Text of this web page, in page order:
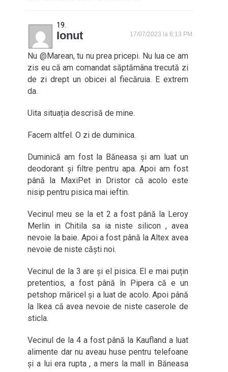
Ionut 17/07/2023 la 6:13 PM
Nu @Marean, tu nu prea pricepi. Nu lua ce am
zis eu că am comandat săptămâna trecută zi
de zi drept un obicei al fiecăruia. E extrem
da.
Uita situația descrisă de mine.
Facem altfel. O zi de duminica.
Duminică am fost la Băneasa și am luat un
deodorant și filtre pentru apa. Apoi am fost
până la MaxiPet in Dristor că acolo este
nisip pentru pisica mai ieftin.
Vecinul meu se la et 2 a fost până la Leroy
Merlin in Chitila sa ia niste silicon , avea
nevoie la baie. Apoi a fost până la Altex avea
nevoie de niste căști noi.
Vecinul de la 3 are și el pisica. El e mai puțin
pretentios, a fost până în Pipera că e un
petshop măricel și a luat de acolo. Apoi până
la Ikea că avea nevoie de niste caserole de
sticla.
Vecinul de la 4 a fost până la Kaufland a luat
alimente dar nu aveau huse pentru telefoane
și a lui era rupta , a mers la mall in Băneasa